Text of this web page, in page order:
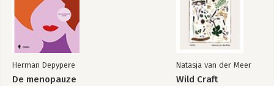
Herman Depypere
De menopauze
Natasja van der Meer
Wild Craft